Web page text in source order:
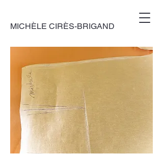
MICHÈLE CIRÈS-BRIGAND